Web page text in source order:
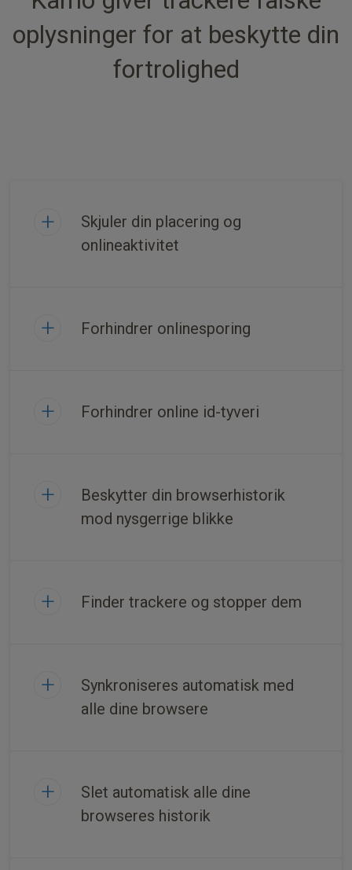
oplysninger for at beskytte din
fortrolighed
Skjuler din placering og
onlineaktivitet
Forhindrer onlinesporing
Forhindrer online id-tyveri
Beskytter din browserhistorik
mod nysgerrige blikke
Finder trackere og stopper dem
Synkroniseres automatisk med
alle dine browsere
Slet automatisk alle dine
browseres historik